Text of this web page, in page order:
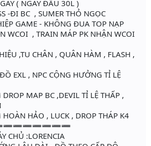
( NGÀY ĐẦU 30L )
-ĐI BC , SUMER THỎ NGỌC
GAME - KHÔNG ĐUA TOP NẠP
WCOI , TRAIN MÁP PK NHẬN WCOI
,TU CHÂN , QUÂN HÀM , FLASH ,
EXL , NPC CỘNG HƯỞNG TỈ LỆ
MAP BC ,DEVIL TỈ LỆ THẤP ,
HẢO , LUCK , DROP THÁP K4
CHỦ :LORENCIA